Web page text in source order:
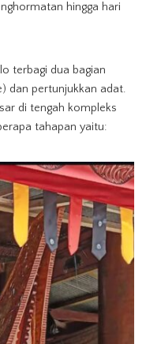
hingga hari
terbagi dua bagian
dan pertunjukkan adat.
di tengah kompleks
tahapan yaitu: